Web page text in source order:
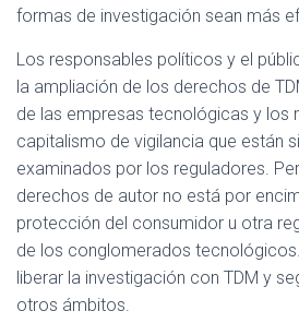
formas de investigación sean más
Los responsables políticos y el
la ampliación de los derechos de
de las empresas tecnológicas y los
capitalismo de vigilancia que están
examinados por los reguladores.
derechos de autor no está por
protección del consumidor u otra
de los conglomerados
liberar la investigación con TDM y
otros ámbitos.